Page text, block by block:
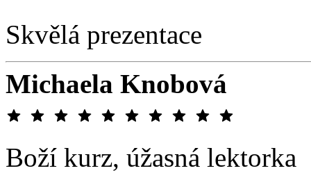
Skvělá prezentace
Michaela Knobová
Boží kurz, úžasná lektorka